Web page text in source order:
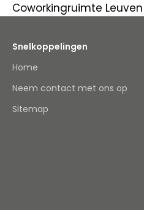
Coworkingruimte Leuven
Snelkoppelingen
Home
Neem contact met ons op
Sitemap